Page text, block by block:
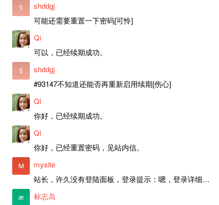
shddgj
可能还需要重置一下密码[可怜]
Qi
可以，已经续期成功。
shddgj
#93147不知道还能否再重新启用续期[伤心]
Qi
你好，已经续期成功。
Qi
你好，已经重置密码，见站内信。
mysite
站长，许久没有登陆面板，登录提示：嗯，登录详细信息似乎不正确。请重试。 网站还可以正常使用。如果是密码问题请帮忙重置一下密码。谢谢。订单号：97790，账号：aa20210950。 站长，提交了工单，你回复续期成功，不过我的问题是面部登陆信息有问题，一直是初始密码，现在无法登陆，有时间麻烦排查一下。
标志岛